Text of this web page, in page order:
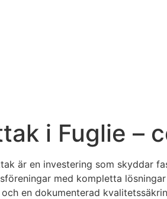
i Fuglie –
är en investering som skyddar
med kompletta
en dokumenterad